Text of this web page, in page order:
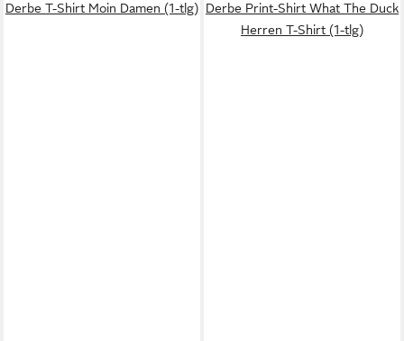
Derbe T-Shirt Moin Damen (1-tlg) Derbe Print-Shirt What The Duck
Herren T-Shirt (1-tlg)